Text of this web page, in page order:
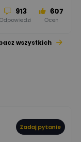
913
Odpowiedzi
607
Ocen
955 374
wszystkich
Zadaj pytanie